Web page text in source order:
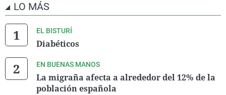
LO MÁS
EL BISTURÍ
Diabéticos
EN BUENAS MANOS
La migraña afecta a alrededor del 12% de la
población española